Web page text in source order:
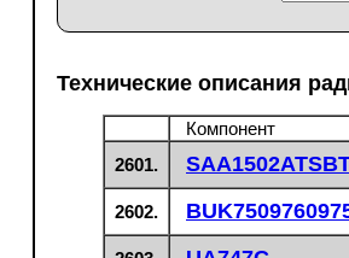
Технические описания
Компонент
2601.
2602.